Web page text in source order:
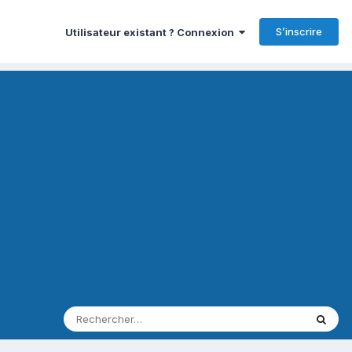
Utilisateur existant ? Connexion S’inscrire